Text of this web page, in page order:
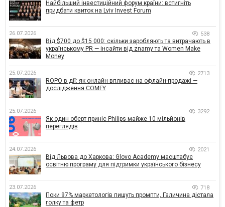
Найбільший інвестиційний форум країни: встигніть
придбати квиток на Lviv Invest Forum
26.07.2026 538
Від $700 до $15 000: скільки заробляють та витрачають в
українському PR — інсайти від znamy та Women Make
Money
25.07.2026 2713
ROPO в дії: як онлайн впливає на офлайн-продажі —
дослідження COMFY
25.07.2026 3292
Як один оберт приніс Philips майже 10 мільйонів
переглядів
24.07.2026 2021
Від Львова до Харкова: Glovo Academy масштабує
освітню програму для підтримки українського бізнесу
23.07.2026 718
Поки 97% маркетологів пишуть промпти, Галичина дістала
голку та фетр